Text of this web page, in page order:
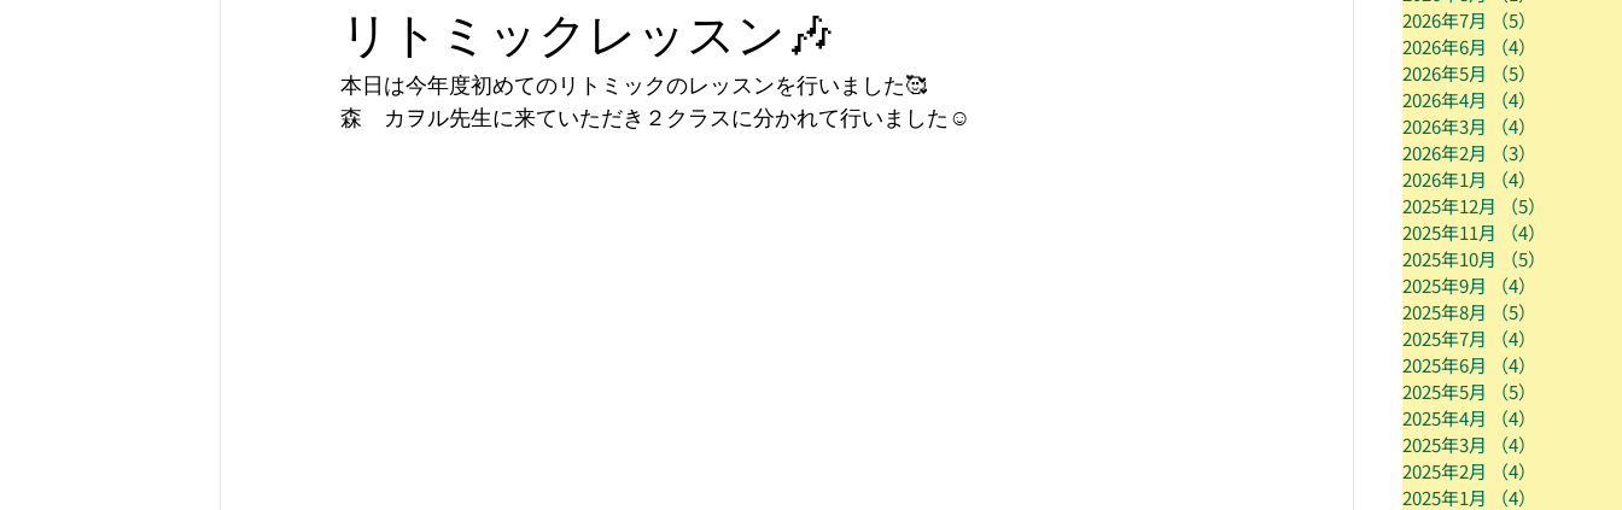
リトミックレッスン🎶
本日は今年度初めてのリトミックのレッスンを行いました🥰
森　カヲル先生に来ていただき２クラスに分かれて行いました☺️
2026年7月
（5）
2026年6月
（4）
2026年5月
（5）
2026年4月
（4）
2026年3月
（4）
2026年2月
（3）
2026年1月
（4）
2025年12月
（5）
2025年11月
（4）
2025年10月
（5）
2025年9月
（4）
2025年8月
（5）
2025年7月
（4）
2025年6月
（4）
2025年5月
（5）
2025年4月
（4）
2025年3月
（4）
2025年2月
（4）
2025年1月
（4）